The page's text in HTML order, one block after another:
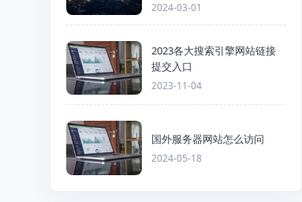
2024-03-01
2023各大搜索引擎网站链接
提交入口
2023-11-04
国外服务器网站怎么访问
2024-05-18